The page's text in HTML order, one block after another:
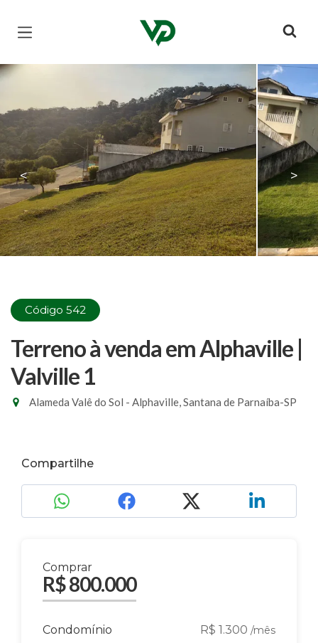
Página inicial
< >
Código 542
Terreno à venda em Alphaville |
Valville 1
Alameda Valê do Sol - Alphaville, Santana de Parnaíba-SP
Compartilhe
Comprar
R$ 800.000
Condomínio R$ 1.300 /mês